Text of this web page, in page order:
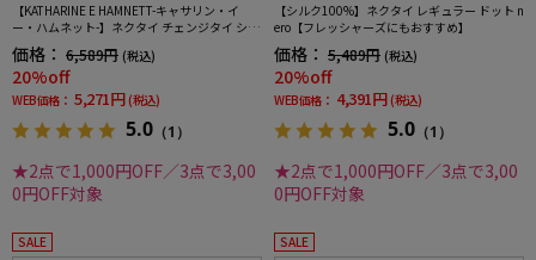
【KATHARINE E HAMNETT-キャサリン・イ
ー・ハムネット-】ネクタイ チェンジタイ シル
ク100％ バーチカルグラデーションクレリッ
クタイ ストライプ
価格： 6,589円 (税込)
20%off
WEB価格： 5,271円 (税込)
5.0 （1）
★2点で1,000円OFF／3点で3,00
0円OFF対象
【シルク100%】ネクタイ レギュラー ドット n
ero【フレッシャーズにもおすすめ】
価格： 5,489円 (税込)
20%off
WEB価格： 4,391円 (税込)
5.0 （1）
★2点で1,000円OFF／3点で3,00
0円OFF対象
SALE SALE